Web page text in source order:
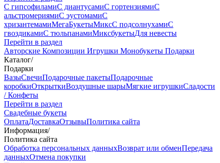
С гипсофиламиС диантусамиС гортензиямиС
альстромериямиС эустомамиС
хризантемамиМегаБукетыМиксС подсолнухамиС
гвоздикамиС тюльпанамиМиксбукетыДля невесты
Перейти в раздел
Авторские Композиции Игрушки Монобукеты Подарки
Каталог/
Подарки
ВазыСвечиПодарочные пакетыПодарочные
коробкиОткрыткиВоздушные шарыМягкие игрушкиСладости
/ Конфеты
Перейти в раздел
Свадебные букеты
ОплатаДоставкаОтзывыПолитика сайта
Информация/
Политика сайта
Обработка персональных данныхВозврат или обменПередача
данныхОтмена покупки